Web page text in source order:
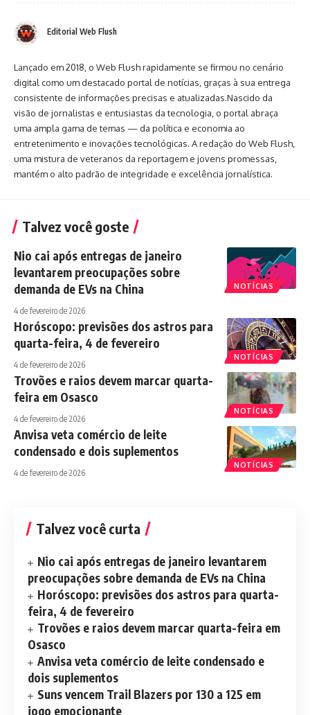
Editorial Web Flush
Lançado em 2018, o Web Flush rapidamente se firmou no cenário
digital como um destacado portal de notícias, graças à sua entrega
consistente de informações precisas e atualizadas.Nascido da
visão de jornalistas e entusiastas da tecnologia, o portal abraça
uma ampla gama de temas — da política e economia ao
entretenimento e inovações tecnológicas. A redação do Web Flush,
uma mistura de veteranos da reportagem e jovens promessas,
mantém o alto padrão de integridade e excelência jornalística.
Talvez você goste
NOTÍCIAS
Nio cai após entregas de janeiro
levantarem preocupações sobre
demanda de EVs na China
4 de fevereiro de 2026
NOTÍCIAS
Horóscopo: previsões dos astros para
quarta-feira, 4 de fevereiro
4 de fevereiro de 2026
NOTÍCIAS
Trovões e raios devem marcar quarta-
feira em Osasco
4 de fevereiro de 2026
NOTÍCIAS
Anvisa veta comércio de leite
condensado e dois suplementos
4 de fevereiro de 2026
Talvez você curta
Nio cai após entregas de janeiro levantarem
preocupações sobre demanda de EVs na China
Horóscopo: previsões dos astros para quarta-
feira, 4 de fevereiro
Trovões e raios devem marcar quarta-feira em
Osasco
Anvisa veta comércio de leite condensado e
dois suplementos
Suns vencem Trail Blazers por 130 a 125 em
jogo emocionante